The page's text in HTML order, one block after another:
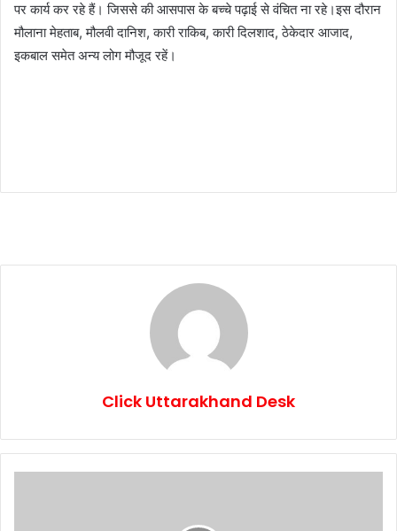
पर कार्य कर रहे हैं। जिससे की आसपास के बच्चे पढ़ाई से वंचित ना रहे।इस दौरान
मौलाना मेहताब, मौलवी दानिश, कारी राकिब, कारी दिलशाद, ठेकेदार आजाद,
इकबाल समेत अन्य लोग मौजूद रहें।
Click Uttarakhand Desk